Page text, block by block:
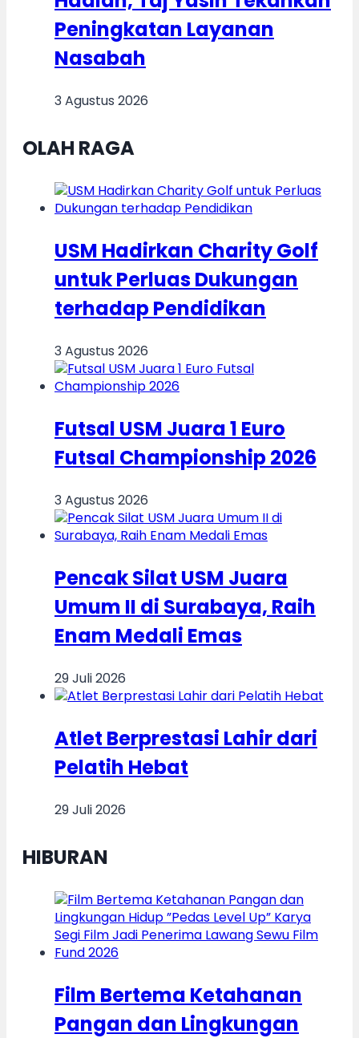
Peningkatan Layanan
Nasabah
3 Agustus 2026
OLAH RAGA
USM Hadirkan Charity Golf
untuk Perluas Dukungan
terhadap Pendidikan
3 Agustus 2026
Futsal USM Juara 1 Euro
Futsal Championship 2026
3 Agustus 2026
Pencak Silat USM Juara
Umum II di Surabaya, Raih
Enam Medali Emas
29 Juli 2026
Atlet Berprestasi Lahir dari
Pelatih Hebat
29 Juli 2026
HIBURAN
Film Bertema Ketahanan
Pangan dan Lingkungan